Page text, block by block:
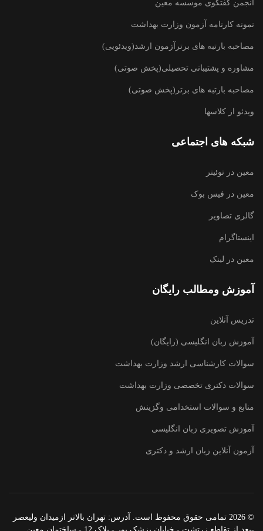
انجمن گفتگوی موسسه معین
نمونه کارنامه آزمون وزارت بهداشت
مصاحبه بارتبه های برترآزمون ارشد(ویدئویی)
مشاوره و پشتیبانی تحصیلی(پخش صوتی)
مصاحبه بارتبه های برتر(پخش صوتی)
ویدئو از کلاسها
شبکه های اجتماعی
معین در توئیتر
معین در فیس بوک
گالری تصاویر
اینستاگرام
معین در لینک
آموزش ومطالب رایگان
تدریس آنلاین
آموزش زبان انگلیسی (رایگان)
سوالات کارشناسی ارشد وزارت بهداشت
سوالات دکتری تخصصی وزارت بهداشت
منابع و سوالات استخدامی وگزینش
آموزش تصویری زبان انگلیسی
آزمون آنلاین زبان ارشد و دکتری
© 2026 تمامی حقوق محفوظ است. آدرس:‌ تهران بالاتر ازمیدان ولیعصر